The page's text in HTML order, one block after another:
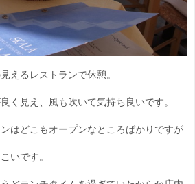
えるレストランで休憩。
く見え、風も吹いて気持ち良いです。
はどこもオープンなところばかりですが
いです。